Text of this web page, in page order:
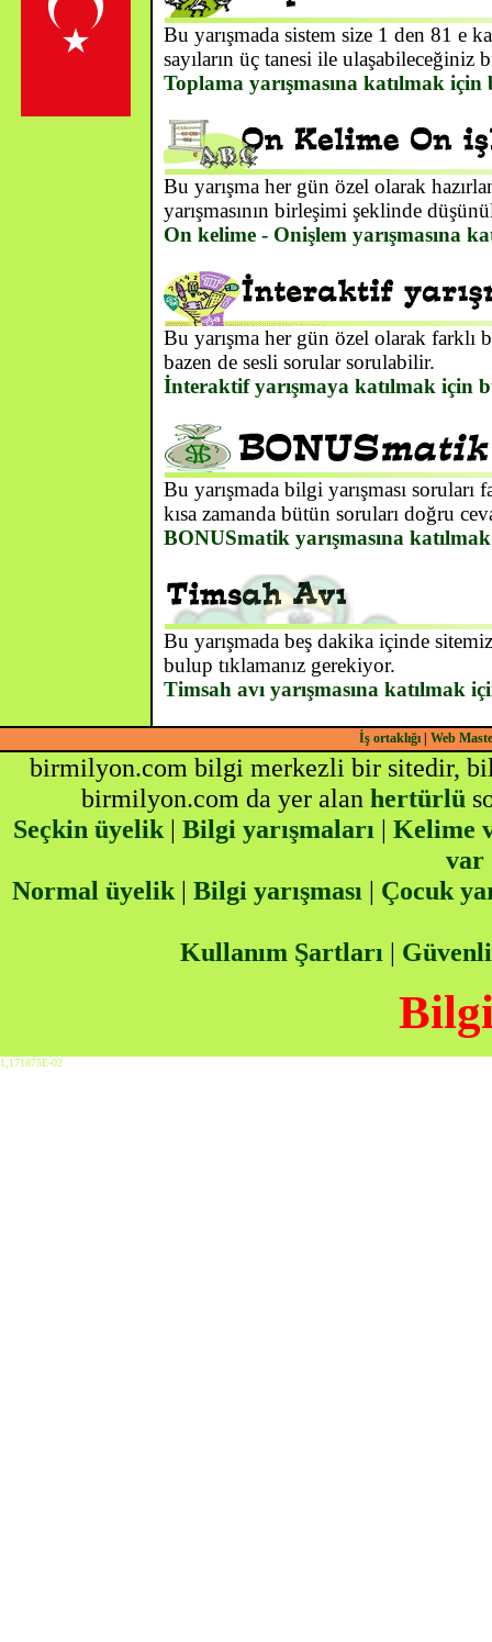
Bu yarışmada sistem size 1 den 81 e
sayıların üç tanesi ile ulaşabileceğiniz
Toplama yarışmasına katılmak için
Bu yarışma her gün özel olarak
yarışmasının birleşimi şeklinde
On kelime - Onişlem yarışmasına
Bu yarışma her gün özel olarak farklı
bazen de sesli sorular sorulabilir.
İnteraktif yarışmaya katılmak için
Bu yarışmada bilgi yarışması
kısa zamanda bütün soruları doğru
BONUSmatik yarışmasına
Bu yarışmada beş dakika içinde
bulup tıklamanız gerekiyor.
Timsah avı yarışmasına katılmak
İş ortaklığı| Web
birmilyon.com bilgi merkezli bir sitedir,
birmilyon.com da yer alan hertürlü
Seçkin üyelik| Bilgi yarışmaları | Kelime
var
Normal üyelik | Bilgi yarışması | Çocuk
Kullanım Şartları |
Bilgi
1,171875E-02